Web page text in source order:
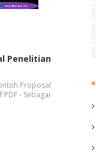
Penelitian
Proposal
- Sebagai